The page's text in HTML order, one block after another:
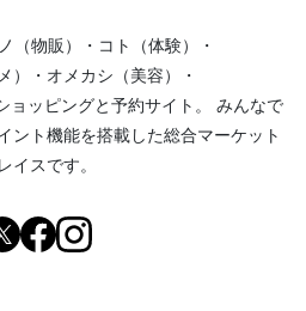
（物販） ・ コト（体験）
・
）
・ オメカシ（美容）
・
ョッピングと予約サイト。
みんなで
ント機能を搭載した総合マーケット
イスです。